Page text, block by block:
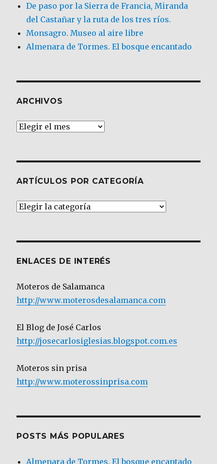
De paso por la Sierra de Francia, Miranda
del Castañar y la ruta de los tres ríos.
Monsagro. Museo al aire libre
Almenara de Tormes. El bosque encantado
ARCHIVOS
Archivos
ARTÍCULOS POR CATEGORÍA
Artículos
ENLACES DE INTERÉS
Moteros de Salamanca
http://www.moterosdesalamanca.com
El Blog de José Carlos
http://josecarlosiglesias.blogspot.com.es
Moteros sin prisa
http://www.moterossinprisa.com
POSTS MÁS POPULARES
Almenara de Tormes. El bosque encantado